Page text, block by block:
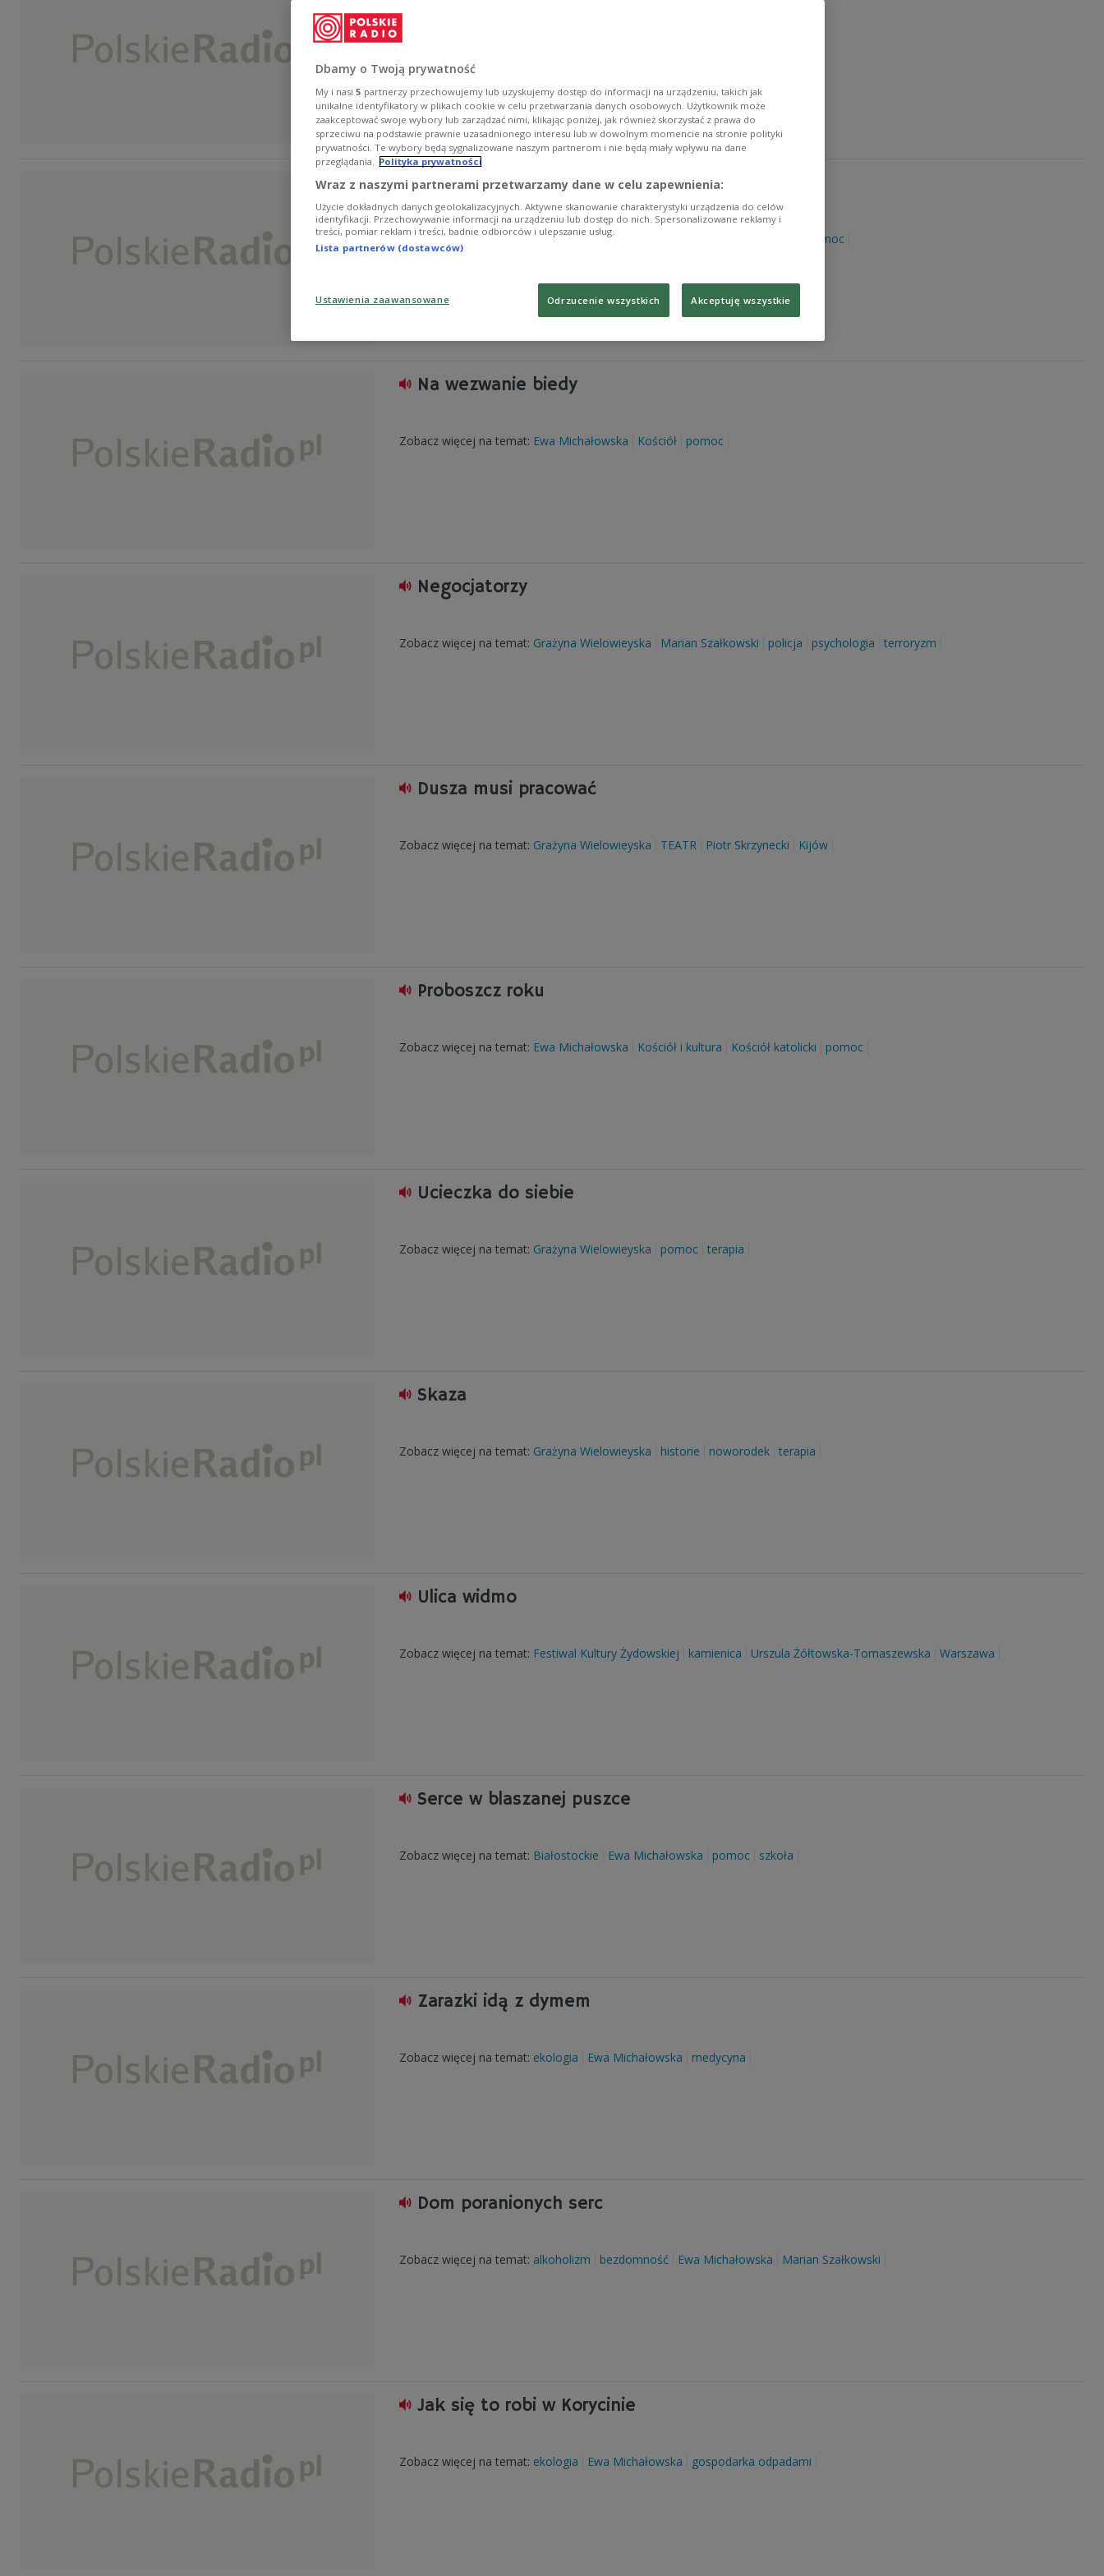
Mama, tata i ja
Zobacz więcej na temat: bezdomność bezrobocie pomoc
Na wezwanie biedy
Zobacz więcej na temat: Ewa Michałowska Kościół pomoc
Negocjatorzy
Zobacz więcej na temat: Grażyna Wielowieyska Marian Szałkowski policja psychologia terroryzm
Dusza musi pracować
Zobacz więcej na temat: Grażyna Wielowieyska TEATR Piotr Skrzynecki Kijów
Proboszcz roku
Zobacz więcej na temat: Ewa Michałowska Kościół i kultura Kościół katolicki pomoc
Ucieczka do siebie
Zobacz więcej na temat: Grażyna Wielowieyska pomoc terapia
Skaza
Zobacz więcej na temat: Grażyna Wielowieyska historie noworodek terapia
Ulica widmo
Zobacz więcej na temat: Festiwal Kultury Żydowskiej kamienica Urszula Żółtowska-Tomaszewska Warszawa
Serce w blaszanej puszce
Zobacz więcej na temat: Białostockie Ewa Michałowska pomoc szkoła
Zarazki idą z dymem
Zobacz więcej na temat: ekologia Ewa Michałowska medycyna
Dom poranionych serc
Zobacz więcej na temat: alkoholizm bezdomność Ewa Michałowska Marian Szałkowski
Jak się to robi w Korycinie
Zobacz więcej na temat: ekologia Ewa Michałowska gospodarka odpadami
Dbamy o Twoją prywatność
My i nasi 5 partnerzy przechowujemy lub uzyskujemy dostęp do informacji na urządzeniu, takich jak
unikalne identyfikatory w plikach cookie w celu przetwarzania danych osobowych. Użytkownik może
zaakceptować swoje wybory lub zarządzać nimi, klikając poniżej, jak również skorzystać z prawa do
sprzeciwu na podstawie prawnie uzasadnionego interesu lub w dowolnym momencie na stronie polityki
prywatności. Te wybory będą sygnalizowane naszym partnerom i nie będą miały wpływu na dane
przeglądania. Polityka prywatności
Wraz z naszymi partnerami przetwarzamy dane w celu zapewnienia:
Użycie dokładnych danych geolokalizacyjnych. Aktywne skanowanie charakterystyki urządzenia do celów
identyfikacji. Przechowywanie informacji na urządzeniu lub dostęp do nich. Spersonalizowane reklamy i
treści, pomiar reklam i treści, badnie odbiorców i ulepszanie usług.
Lista partnerów (dostawców)
Ustawienia zaawansowane Odrzucenie wszystkich Akceptuję wszystkie